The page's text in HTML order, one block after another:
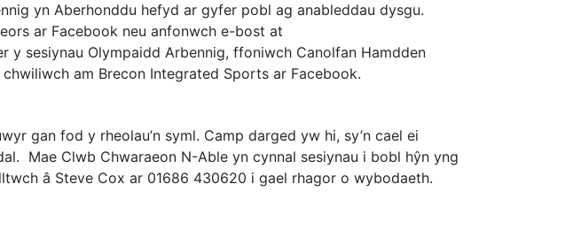
yn Aberhonddu hefyd ar gyfer pobl ag anableddau dysgu.
ar Facebook neu anfonwch e-bost at
y sesiynau Olympaidd Arbennig, ffoniwch Canolfan Hamdden
am Brecon Integrated Sports ar Facebook.
gan fod y rheolau’n syml. Camp darged yw hi, sy’n cael ei
Mae Clwb Chwaraeon N-Able yn cynnal sesiynau i bobl hŷn yng
â Steve Cox ar 01686 430620 i gael rhagor o wybodaeth.